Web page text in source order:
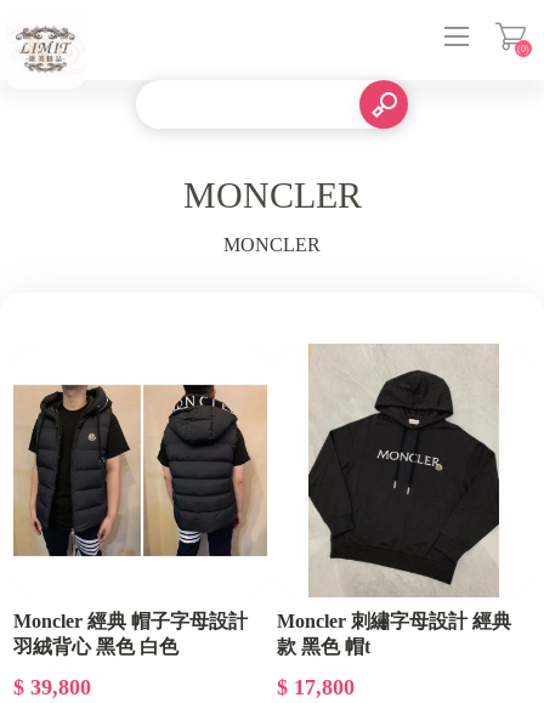
(0)
MONCLER
MONCLER
Moncler 經典 帽子字母設計
羽絨背心 黑色 白色
$ 39,800
Moncler 刺繡字母設計 經典
款 黑色 帽t
$ 17,800